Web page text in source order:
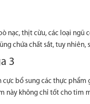
nạc, thịt cừu, các loại ngũ
chứa chất sắt, tuy
3
bổ sung các thực
này không chỉ tốt cho tim